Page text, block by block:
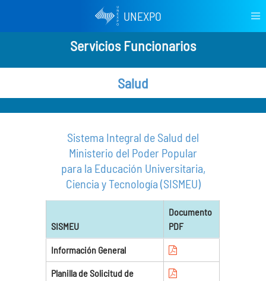
UNEXPO
Servicios Funcionarios
Salud
Sistema Integral de Salud del
Ministerio del Poder Popular
para la Educación Universitaria,
Ciencia y Tecnología (SISMEU)
SISMEU
Documento
PDF
Información General
Planilla de Solicitud de